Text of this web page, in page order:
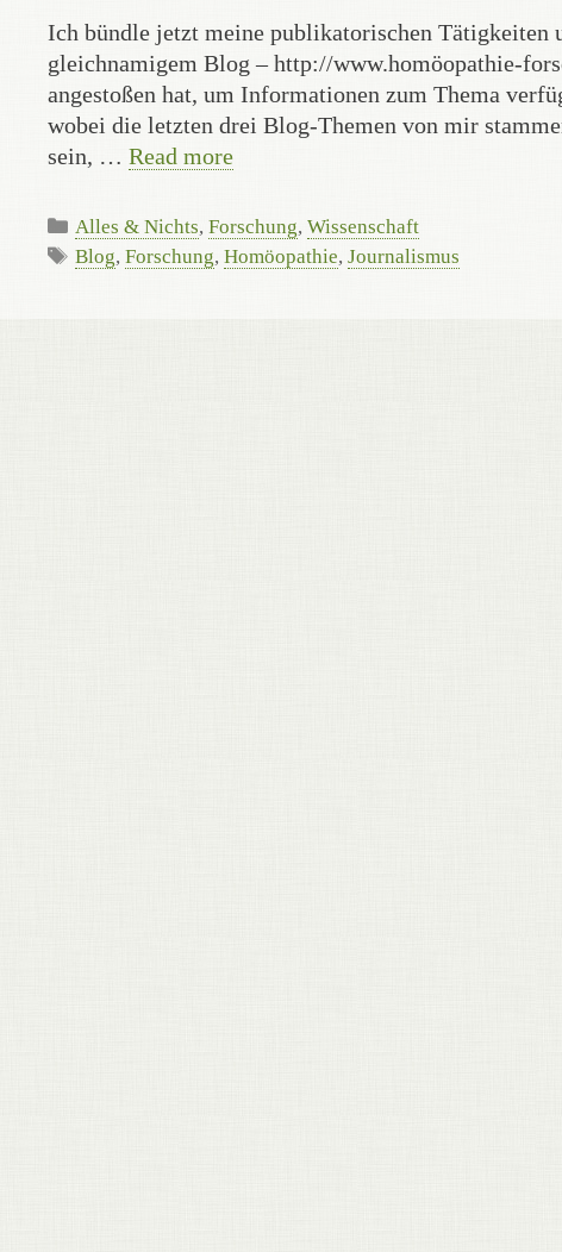
Ich bündle jetzt meine publikatorischen Tätigkeiten
gleichnamigem Blog – http://www.homöopathie-
angestoßen hat, um Informationen zum Thema
wobei die letzten drei Blog-Themen von mir
sein, … Read more
Categories
Alles & Nichts,Forschung,Wissenschaft
Tags
Blog,Forschung,Homöopathie,Journalismus